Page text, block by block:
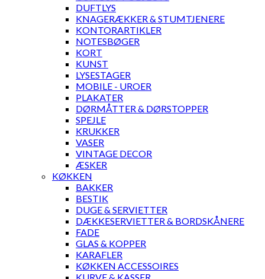
DUFTLYS
KNAGERÆKKER & STUMTJENERE
KONTORARTIKLER
NOTESBØGER
KORT
KUNST
LYSESTAGER
MOBILE - UROER
PLAKATER
DØRMÅTTER & DØRSTOPPER
SPEJLE
KRUKKER
VASER
VINTAGE DECOR
ÆSKER
KØKKEN
BAKKER
BESTIK
DUGE & SERVIETTER
DÆKKESERVIETTER & BORDSKÅNERE
FADE
GLAS & KOPPER
KARAFLER
KØKKEN ACCESSOIRES